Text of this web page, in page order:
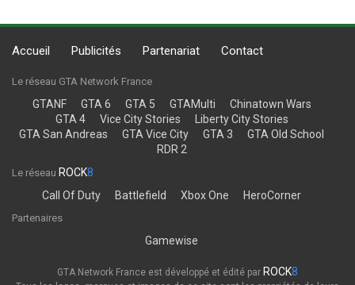
Accueil Publicités Partenariat Contact
Le réseau GTA Network France
GTANF GTA 6 GTA 5 GTAMulti
Chinatown Wars
GTA 4
Vice City Stories
Liberty City Stories
GTA San Andreas
GTA Vice City GTA 3
GTA Old School
RDR 2
Le réseau ROCK8
Call Of Duty
Battlefield Xbox One HeroCorner
Partenaires
Gamewise
GTA Network France est développé et édité par ROCK8